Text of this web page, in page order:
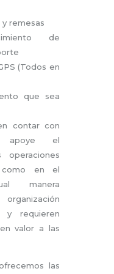
remesas
de
(Todos en
que sea
contar con
apoye el
en el
manera
y requieren
valor a las
las